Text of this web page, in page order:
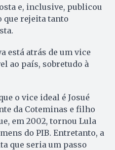
e, inclusive, publicou
rejeita tanto
está atrás de um vice
ao país, sobretudo à
o vice ideal é Josué
da Coteminas e filho
em 2002, tornou Lula
do PIB. Entretanto, a
que seria um passo